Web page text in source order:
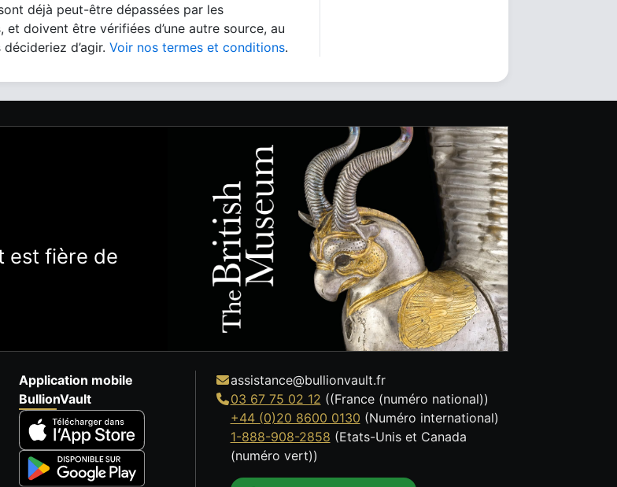
déjà peut-être dépassées par les
et doivent être vérifiées d’une autre source, au
d’agir. Voir nos termes et conditions.
est fière de
Application mobile
BullionVault
assistance@bullionvault.fr
03 67 75 02 12 ((France (numéro national))
+44 (0)20 8600 0130 (Numéro international)
1-888-908-2858 (Etats-Unis et Canada
(numéro vert))